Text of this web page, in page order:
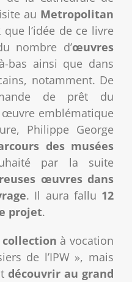
au Metropolitan
que l’idée de ce livre
nombre d’œuvres
bas ainsi que dans
notamment. De
de prêt du
œuvre emblématique
Philippe George
des musées
par la suite
œuvres dans
. Il aura fallu 12
projet.
collection à vocation
de l’IPW », mais
découvrir au grand